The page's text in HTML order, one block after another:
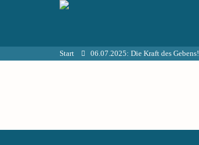
Start 06.07.2025: Die Kraft des Gebens!